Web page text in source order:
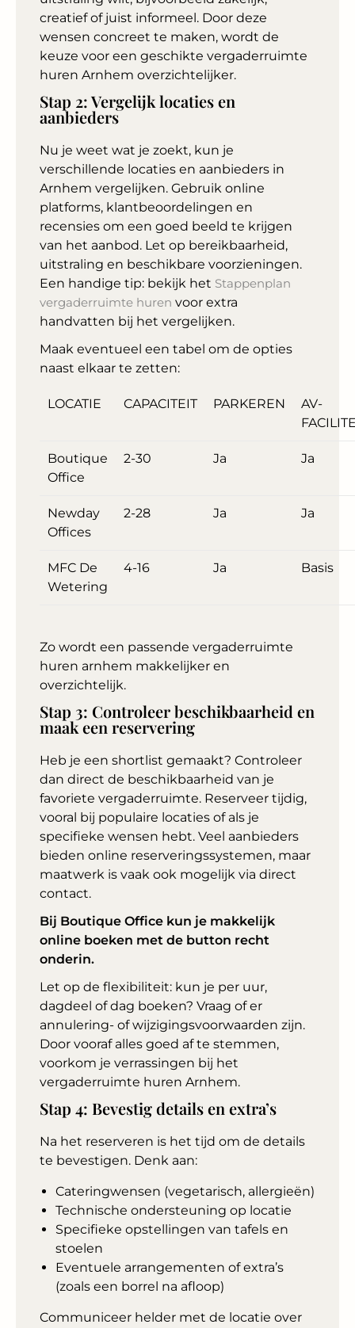
creatief of juist informeel. Door deze
wensen concreet te maken, wordt de
keuze voor een geschikte vergaderruimte
huren Arnhem overzichtelijker.
Stap 2: Vergelijk locaties en
aanbieders
Nu je weet wat je zoekt, kun je
verschillende locaties en aanbieders in
Arnhem vergelijken. Gebruik online
platforms, klantbeoordelingen en
recensies om een goed beeld te krijgen
van het aanbod. Let op bereikbaarheid,
uitstraling en beschikbare voorzieningen.
Een handige tip: bekijk het Stappenplan
vergaderruimte huren voor extra
handvatten bij het vergelijken.
Maak eventueel een tabel om de opties
naast elkaar te zetten:
LOCATIE CAPACITEIT PARKEREN
AV-
Boutique
Office
2-30 Ja Ja
Newday
Offices
2-28 Ja Ja
MFC De
Wetering
4-16 Ja Basis
Zo wordt een passende vergaderruimte
huren arnhem makkelijker en
overzichtelijk.
Stap 3: Controleer beschikbaarheid en
maak een reservering
Heb je een shortlist gemaakt? Controleer
dan direct de beschikbaarheid van je
favoriete vergaderruimte. Reserveer tijdig,
vooral bij populaire locaties of als je
specifieke wensen hebt. Veel aanbieders
bieden online reserveringssystemen, maar
maatwerk is vaak ook mogelijk via direct
contact.
Bij Boutique Office kun je makkelijk
online boeken met de button recht
onderin.
Let op de flexibiliteit: kun je per uur,
dagdeel of dag boeken? Vraag of er
annulering- of wijzigingsvoorwaarden zijn.
Door vooraf alles goed af te stemmen,
voorkom je verrassingen bij het
vergaderruimte huren Arnhem.
Stap 4: Bevestig details en extra’s
Na het reserveren is het tijd om de details
te bevestigen. Denk aan:
Cateringwensen (vegetarisch, allergieën)
Technische ondersteuning op locatie
Specifieke opstellingen van tafels en
stoelen
Eventuele arrangementen of extra’s
(zoals een borrel na afloop)
Communiceer helder met de locatie over